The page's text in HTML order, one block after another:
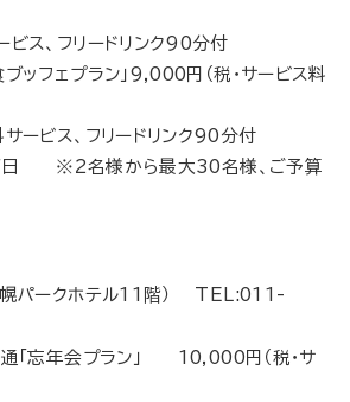
ビス、フリードリンク90分付
ッフェプラン」9,000円（税･サービス料
ービス、フリードリンク90分付
※2名様から最大30名様、ご予算
幌パークホテル11階） TEL:011-
通「忘年会プラン」 10,000円（税･サ